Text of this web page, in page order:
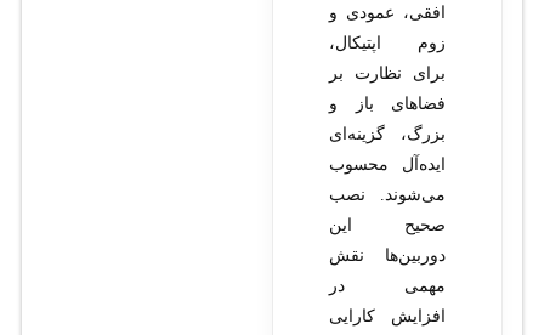
افقی، عمودی و
زوم اپتیکال،
برای نظارت بر
فضاهای باز و
بزرگ، گزینه‌ای
ایده‌آل محسوب
می‌شوند. نصب
صحیح این
دوربین‌ها نقش
مهمی در
افزایش کارایی